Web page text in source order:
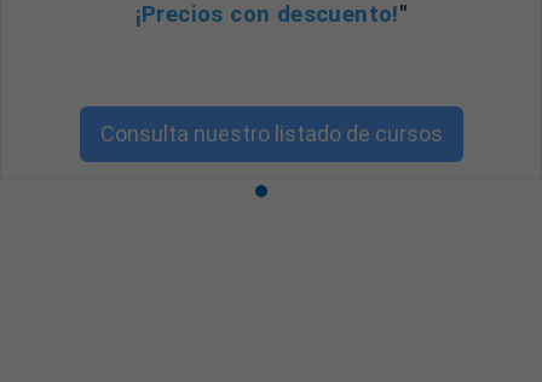
¡Precios con descuento!"
Consulta nuestro listado de cursos